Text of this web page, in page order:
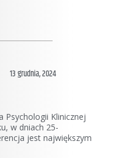
13 grudnia, 2024
Psychologii Klinicznej
w dniach 25-
jest największym